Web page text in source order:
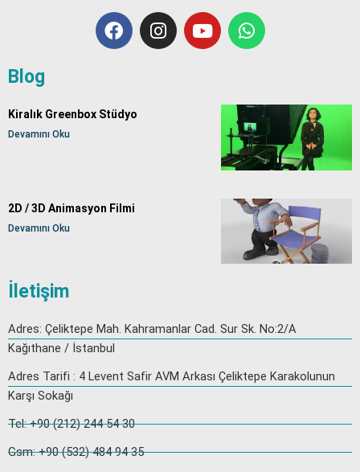
F
a
o
I
n
Y
o
W
h
a
p
p
Blog
Kiralık Greenbox Stüdyo
Devamını Oku
2D / 3D Animasyon Filmi
Devamını Oku
İletişim
Adres: Çeliktepe Mah. Kahramanlar Cad. Sur Sk. No:2/A
Kağıthane / İstanbul
Adres Tarifi : 4 Levent Safir AVM Arkası Çeliktepe Karakolunun
Karşı Sokağı
Tel: +90 (212) 244 54 30
Gsm: +90 (532) 484 94 35